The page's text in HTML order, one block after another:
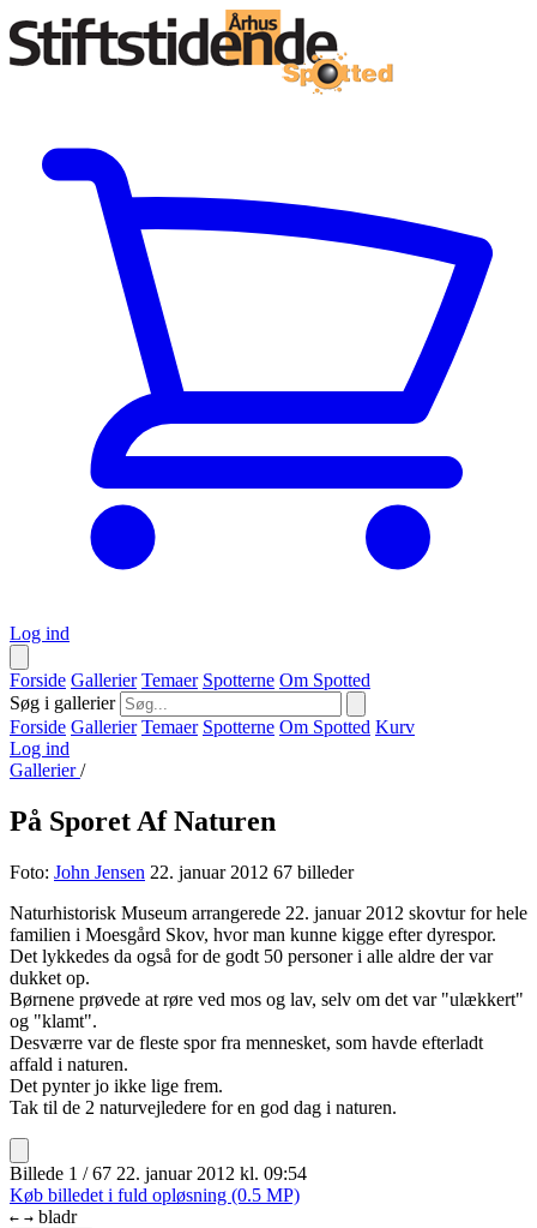
Log ind
Forside Gallerier Temaer Spotterne Om Spotted
Søg i gallerier
Forside Gallerier Temaer Spotterne Om Spotted Kurv
Log ind
Gallerier/
På Sporet Af Naturen
Foto: John Jensen 22. januar 2012 67 billeder
Naturhistorisk Museum arrangerede 22. januar 2012 skovtur for hele
familien i Moesgård Skov, hvor man kunne kigge efter dyrespor.
Det lykkedes da også for de godt 50 personer i alle aldre der var
dukket op.
Børnene prøvede at røre ved mos og lav, selv om det var "ulækkert"
og "klamt".
Desværre var de fleste spor fra mennesket, som havde efterladt
affald i naturen.
Det pynter jo ikke lige frem.
Tak til de 2 naturvejledere for en god dag i naturen.
Billede 1 / 67 22. januar 2012 kl. 09:54
Køb billedet i fuld opløsning (0.5 MP)
← → bladr